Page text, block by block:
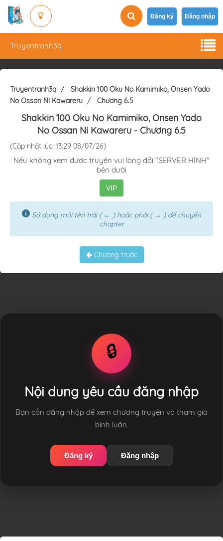
Đăng ký Đăng nhập
Truyentranh3q
Truyentranh3q
Shakkin 100 Oku No Kamimiko, Onsen Yado
No Ossan Ni Kawareru
Chương 6.5
Shakkin 100 Oku No Kamimiko, Onsen Yado
No Ossan Ni Kawareru - Chương 6.5
(Cập nhật lúc: 13:29 08/07/26)
Nếu không xem được truyện vui lòng đổi "SERVER HÌNH"
bên dưới
VIP
Sử dụng mũi tên trái ( ← ) hoặc phải ( → ) để chuyển
chapter
Chương trước
🔒
Nội dung yêu cầu đăng nhập
Bạn cần đăng nhập để xem chương truyện và tham gia
bình luận.
Đăng ký Đăng nhập